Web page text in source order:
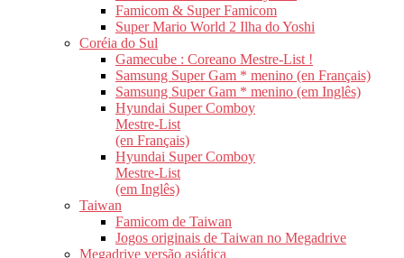
Famicom & Super Famicom
Super Mario World 2 Ilha do Yoshi
Coréia do Sul
Gamecube : Coreano Mestre-List !
Samsung Super Gam * menino (en Français)
Samsung Super Gam * menino (em Inglês)
Hyundai Super Comboy
Mestre-List
(en Français)
Hyundai Super Comboy
Mestre-List
(em Inglês)
Taiwan
Famicom de Taiwan
Jogos originais de Taiwan no Megadrive
Megadrive versão asiática